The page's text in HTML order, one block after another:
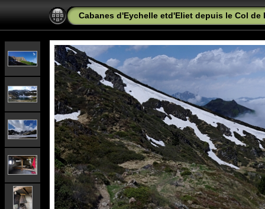
Cabanes d'Eychelle etd'Eliet depuis le Col de